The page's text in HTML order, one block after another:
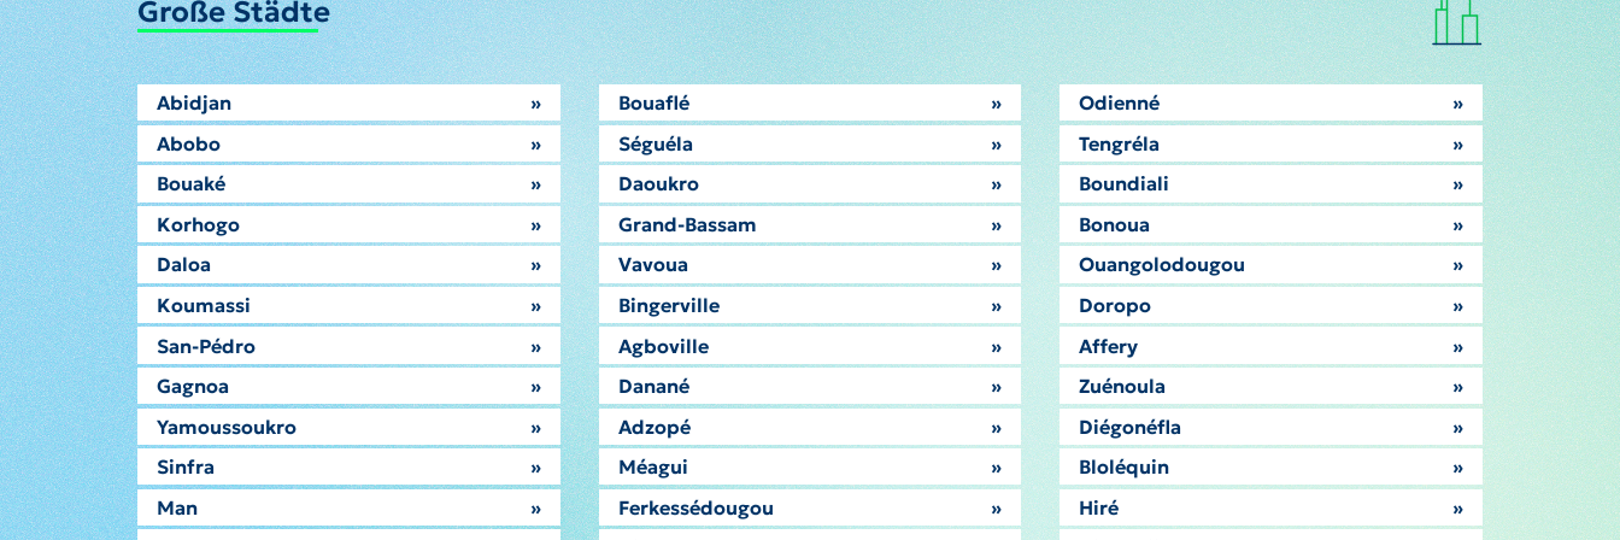
Große Städte
Abidjan
»
Abobo
»
Bouaké
»
Korhogo
»
Daloa
»
Koumassi
»
San-Pédro
»
Gagnoa
»
Yamoussoukro
»
Sinfra
»
Man
»
Bouaflé
»
Séguéla
»
Daoukro
»
Grand-Bassam
»
Vavoua
»
Bingerville
»
Agboville
»
Danané
»
Adzopé
»
Méagui
»
Ferkessédougou
»
Odienné
»
Tengréla
»
Boundiali
»
Bonoua
»
Ouangolodougou
»
Doropo
»
Affery
»
Zuénoula
»
Diégonéfla
»
Bloléquin
»
Hiré
»